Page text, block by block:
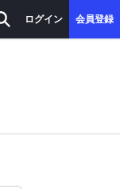
ログイン 会員登録